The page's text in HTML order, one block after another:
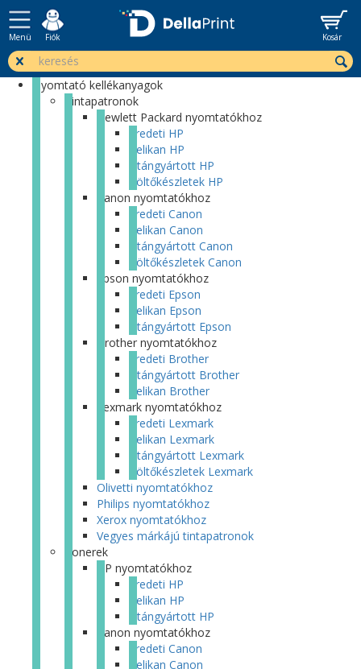
Menü Fiók Kosár
Nyomtató kellékanyagok
Tintapatronok
Hewlett Packard nyomtatókhoz
Eredeti HP
Pelikan HP
Utángyártott HP
Töltőkészletek HP
Canon nyomtatókhoz
Eredeti Canon
Pelikan Canon
Utángyártott Canon
Töltőkészletek Canon
Epson nyomtatókhoz
Eredeti Epson
Pelikan Epson
Utángyártott Epson
Brother nyomtatókhoz
Eredeti Brother
Utángyártott Brother
Pelikan Brother
Lexmark nyomtatókhoz
Eredeti Lexmark
Pelikan Lexmark
Utángyártott Lexmark
Töltőkészletek Lexmark
Olivetti nyomtatókhoz
Philips nyomtatókhoz
Xerox nyomtatókhoz
Vegyes márkájú tintapatronok
Tonerek
HP nyomtatókhoz
Eredeti HP
Pelikan HP
Utángyártott HP
Canon nyomtatókhoz
Eredeti Canon
Pelikan Canon